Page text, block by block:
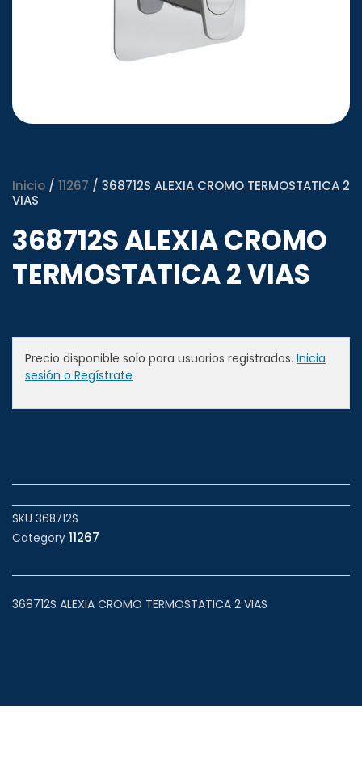
Inicio / 11267 / 368712S ALEXIA CROMO TERMOSTATICA 2
VIAS
368712S ALEXIA CROMO
TERMOSTATICA 2 VIAS
Precio disponible solo para usuarios registrados. Inicia
sesión o Regístrate
SKU 368712S
Category 11267
368712S ALEXIA CROMO TERMOSTATICA 2 VIAS